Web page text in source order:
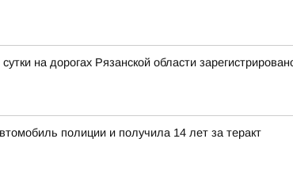
на дорогах Рязанской области
полиции и получила 14 лет за теракт